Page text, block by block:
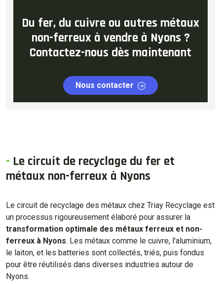
Du fer, du cuivre ou autres métaux
non-ferreux à vendre à Nyons ?
Contactez-nous dès maintenant
Nous contacter
- Le circuit de recyclage du fer et
métaux non-ferreux à Nyons
Le circuit de recyclage des métaux chez Triay Recyclage est
un processus rigoureusement élaboré pour assurer la
transformation optimale des métaux ferreux et non-
ferreux à Nyons. Les métaux comme le cuivre, l'aluminium,
le laiton, et les batteries sont collectés, triés, puis fondus
pour être réutilisés dans diverses industries autour de
Nyons.